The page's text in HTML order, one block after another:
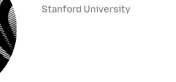
Stanford University